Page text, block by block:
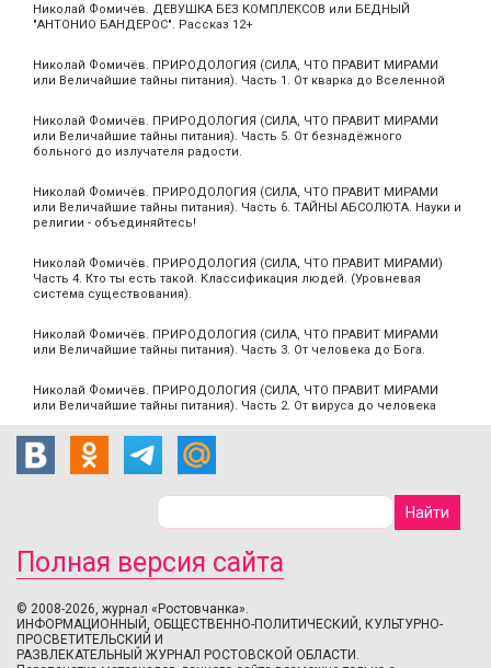
Николай Фомичёв. ДЕВУШКА БЕЗ КОМПЛЕКСОВ или БЕДНЫЙ
"АНТОНИО БАНДЕРОС". Рассказ 12+
Николай Фомичёв. ПРИРОДОЛОГИЯ (СИЛА, ЧТО ПРАВИТ МИРАМИ
или Величайшие тайны питания). Часть 1. От кварка до Вселенной
Николай Фомичёв. ПРИРОДОЛОГИЯ (СИЛА, ЧТО ПРАВИТ МИРАМИ
или Величайшие тайны питания). Часть 5. От безнадёжного
больного до излучателя радости.
Николай Фомичёв. ПРИРОДОЛОГИЯ (СИЛА, ЧТО ПРАВИТ МИРАМИ
или Величайшие тайны питания). Часть 6. ТАЙНЫ АБСОЛЮТА. Науки и
религии - объединяйтесь!
Николай Фомичёв. ПРИРОДОЛОГИЯ (СИЛА, ЧТО ПРАВИТ МИРАМИ)
Часть 4. Кто ты есть такой. Классификация людей. (Уровневая
система существования).
Николай Фомичёв. ПРИРОДОЛОГИЯ (СИЛА, ЧТО ПРАВИТ МИРАМИ
или Величайшие тайны питания). Часть 3. От человека до Бога.
Николай Фомичёв. ПРИРОДОЛОГИЯ (СИЛА, ЧТО ПРАВИТ МИРАМИ
или Величайшие тайны питания). Часть 2. От вируса до человека
Полная версия сайта
© 2008-2026, журнал «Ростовчанка».
ИНФОРМАЦИОННЫЙ, ОБЩЕСТВЕННО-ПОЛИТИЧЕСКИЙ, КУЛЬТУРНО-
ПРОСВЕТИТЕЛЬСКИЙ И
РАЗВЛЕКАТЕЛЬНЫЙ ЖУРНАЛ РОСТОВСКОЙ ОБЛАСТИ.